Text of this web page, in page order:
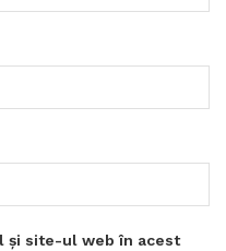
și site-ul web în acest